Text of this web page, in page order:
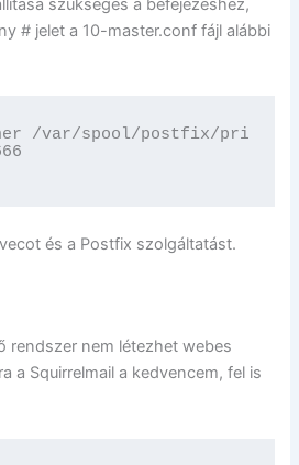
szükséges a befejezéshez,
# jelet a 10-master.conf fájl alábbi
/var/spool/postfix/
és a Postfix szolgáltatást.
rendszer nem létezhet webes
a Squirrelmail a kedvencem, fel is